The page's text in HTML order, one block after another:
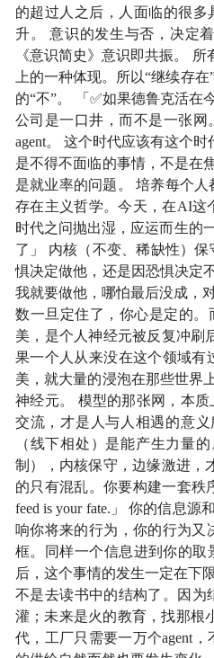
贝叶斯定理（Bayes’ theorem
27:26 奥卡姆剃刀（Occam’s razor
单的解释。
28:41 万有理论（Theory of
磁力与引力。
31:46 向量（Vector）：在数学中
34:08 马太效应（Matthew effect
象，资源、机会、声誉等往往会
因为凡有的，还要加给他，叫
For unto every one that hath
taken away even that which he
34:23 梅特卡夫定律（Metcalfe’s
40:55
《世界是平的：一部二十
Century）：托马斯·弗里德曼（
幅下降。
43:53 圆桌讨论提示词：点击链接
47:28 大他者（The Big Other）：
结构。
的超过人之后，人面临的很
升。 意识的发生与否，决定
《意识简史》意识即共振。
上的一种体现。所以“继续存
的“不”。 「✅如果德鲁克活在
公司是一口井，而不是一张
agent。 这个时代应该有这个
是不得不面临的事情，不是在
是就业率的问题。 培养每个
存在主义哲学。今天，在AI这
时代之问抛出湿，应运而生的
了」 内核（不变、稀缺性）
惧决定做他，还是因恐惧决定
我就要做他，哪怕最后没成，
数一旦定住了，你心是定的。
美，是个人神经元被反复冲刷
果一个人从来没在这个领域有
美，就大量的浸泡在那些世界
神经元。 模型的那张网，本
交流，才是人与人相遇的意
（线下相处）是能产生力量
制），内核保守，边缘激进，
的只有混乱。你要构建一套秩
feed is your fate.」 你的信息
响你将来的行为，你的行为又
框。同样一个信息进到你的取
后，这个事情的发生一定在下
不是去读书中的结构了。因为
灌；未来是火的教育，找那根
代，工厂只需要一万个agent